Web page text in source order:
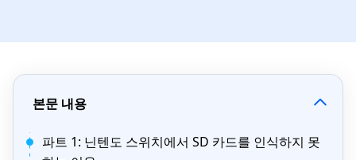
본문 내용
파트 1: 닌텐도 스위치에서 SD 카드를 인식하지 못